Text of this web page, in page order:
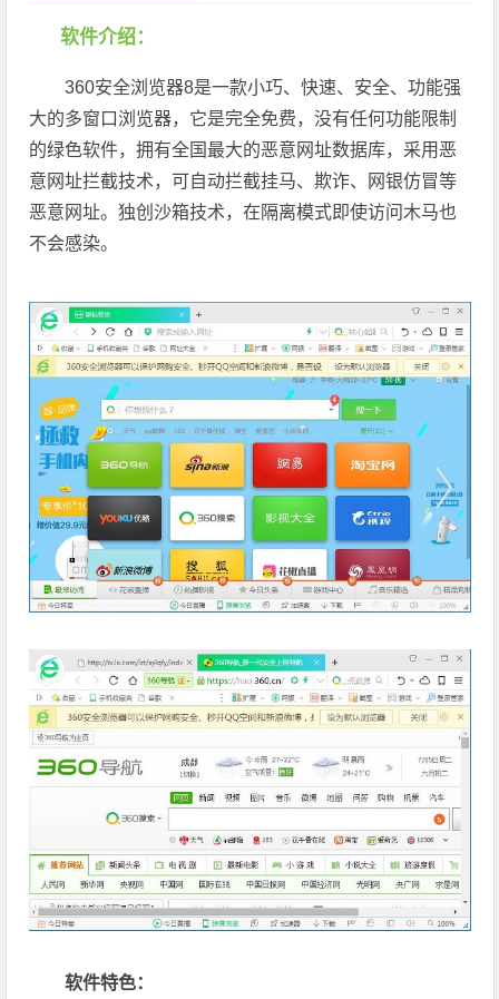
软件介绍：
360安全浏览器8是一款小巧、快速、安全、功能强
大的多窗口浏览器，它是完全免费，没有任何功能限制
的绿色软件，拥有全国最大的恶意网址数据库，采用恶
意网址拦截技术，可自动拦截挂马、欺诈、网银仿冒等
恶意网址。独创沙箱技术，在隔离模式即使访问木马也
不会感染。
软件特色：